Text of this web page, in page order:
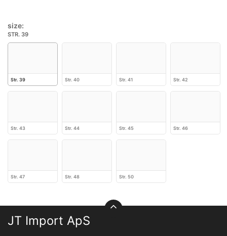
size:
STR. 39
Str. 39 Str. 40 Str. 41 Str. 42
Str. 43 Str. 44 Str. 45 Str. 46
Str. 47 Str. 48 Str. 50
JT Import ApS